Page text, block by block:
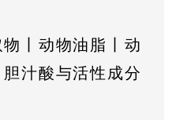
丨动物油脂丨动
汁酸与活性成分